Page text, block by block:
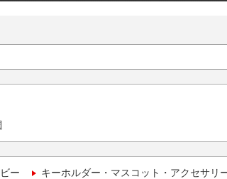
ー キーホルダー・マスコット・アクセサリ